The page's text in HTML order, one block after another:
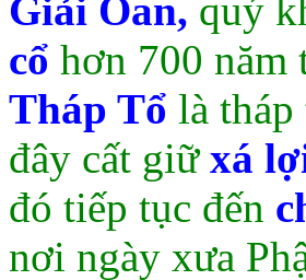
Giải Oan, quý
cổ hơn 700
Tháp Tổ là
đây cất giữxá
đó tiếp tục đến
nơi ngày xưa